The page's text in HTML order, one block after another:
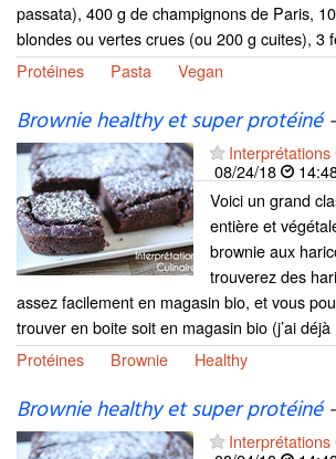
passata), 400 g de champignons de Paris,
blondes ou vertes crues (ou 200 g cuites), 3
Protéines
Pasta Vegan
Brownie healthy et super protéiné-
Interprétations
08/24/18
Voici un grand
entière et
brownie aux
trouverez des
assez facilement en magasin bio, et vous
trouver en boite soit en magasin bio (j’ai
Protéines
Brownie Healthy
Brownie healthy et super protéiné-
Interprétations